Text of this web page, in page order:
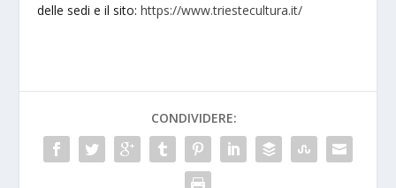
delle sedi e il sito:https://www.triestecultura.it/
CONDIVIDERE: